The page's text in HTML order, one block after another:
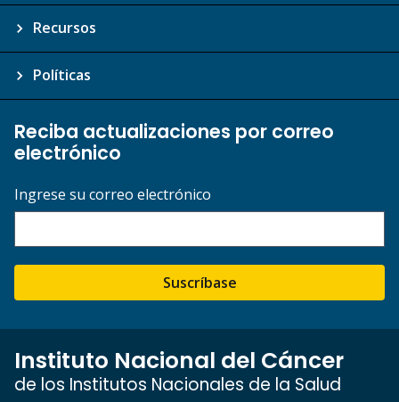
Recursos
Políticas
Reciba actualizaciones por correo
electrónico
Ingrese su correo electrónico
Suscríbase
Instituto Nacional del Cáncer
de los Institutos Nacionales de la Salud